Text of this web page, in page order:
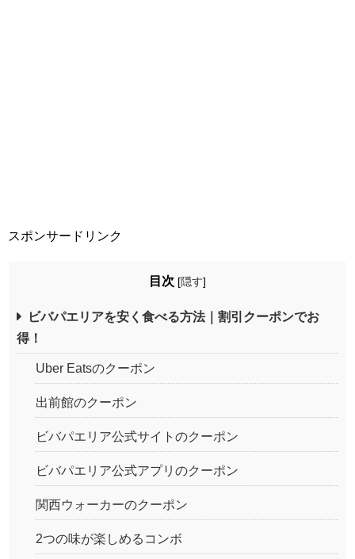
スポンサードリンク
目次 [隠す]
ビバパエリアを安く食べる方法｜割引クーポンでお
得！
Uber Eatsのクーポン
出前館のクーポン
ビバパエリア公式サイトのクーポン
ビバパエリア公式アプリのクーポン
関西ウォーカーのクーポン
2つの味が楽しめるコンボ